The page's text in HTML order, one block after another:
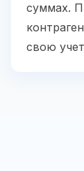
суммах.
свою